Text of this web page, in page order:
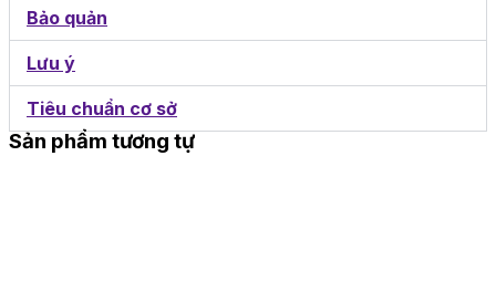
Bảo quản
Lưu ý
Tiêu chuẩn cơ sở
Sản phẩm tương tự